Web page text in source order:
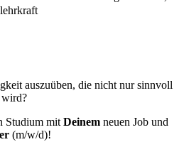
auszuüben, die nicht nur sinnvoll
wird?
Studium mit Deinem neuen Job und
(m/w/d)!